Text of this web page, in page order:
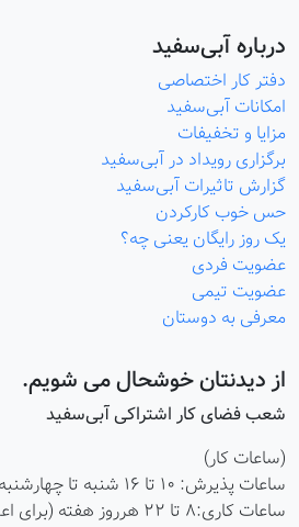
درباره آبی‌سفید
دفتر کار اختصاصی
امکانات آبی‌سفید
مزایا و تخفیفات
برگزاری رویداد در آبی‌سفید
گزارش تاثیرات آبی‌سفید
حس خوب کارکردن
یک روز رایگان یعنی چه؟
عضویت فردی
عضویت تیمی
معرفی به دوستان
از دیدنتان خوشحال می شویم.
شعب فضای کار اشتراکی آبی‌سفید
(ساعات کار)
ساعات پذیرش: ۱۰ تا ۱۶ شنبه تا چهارشنبه غیر تعطیل
ساعات کاری:8 تا 22 هرروز هفته (برای اعضا)